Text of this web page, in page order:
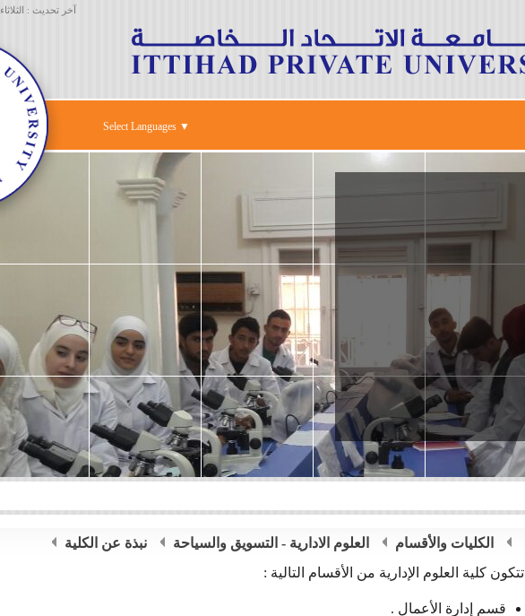
آخر تحديث : الثلاثاء 14 تموز 2026 الساعة 12:11:14
Select Languages ▼
الكليات والأقسام العلوم الادارية - التسويق والسياحة
نبذة عن الكلية
تتكون كلية العلوم الإدارية من الأقسام التالية :
قسم إدارة الأعمال .